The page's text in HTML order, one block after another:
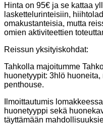
Hinta on 95€ ja se kattaa
laskettelurinteisiin,
omakustanteisia, mutta
omien aktiviteettien
Reissun yksityiskohdat:
Tahkolla majoitumme
huonetyypit: 3hlö
penthouse.
Ilmoittautumis
huonetyyppi sekä
täyttämään